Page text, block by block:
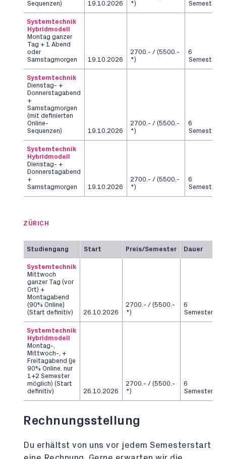
Sequenzen)
19.10.2026
*)
Semester
Systemtechnik
Hybridmodell
Montag ganzer
Tag + 1 Abend
oder
Samstagmorgen
19.10.2026
2700.- / (5500.-
*)
6
Semester
Systemtechnik
Dienstag- +
Donnerstagabend
+
Samstagmorgen
(mit definierten
Online-
Sequenzen)
19.10.2026
2700.- / (5500.-
*)
6
Semester
Systemtechnik
Hybridmodell
Dienstag- +
Donnerstagabend
+
Samstagmorgen
19.10.2026
2700.- / (5500.-
*)
6
Semester
ZÜRICH
Studiengang Start Preis/Semester Dauer
Systemtechnik
Mittwoch
ganzer Tag (vor
Ort) +
Montagabend
(90% Online)
(Start definitiv)
26.10.2026
2700.- / (5500.-
*)
6
Semester
Systemtechnik
Hybridmodell
Montag-,
Mittwoch-, +
Freitagabend (je
90% Online, nur
1+2 Semester
möglich) (Start
definitiv)
26.10.2026
2700.- / (5500.-
*)
6
Semester
Rechnungsstellung
Du erhältst von uns vor jedem Semesterstart